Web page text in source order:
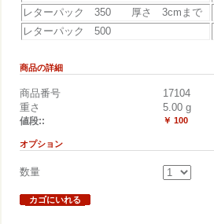
レターパック 350 厚さ 3cmまで
レターパック 500
商品の詳細
商品番号
17104
重さ
5.00 g
値段:: ￥ 100
オプション
数量
カゴにいれる